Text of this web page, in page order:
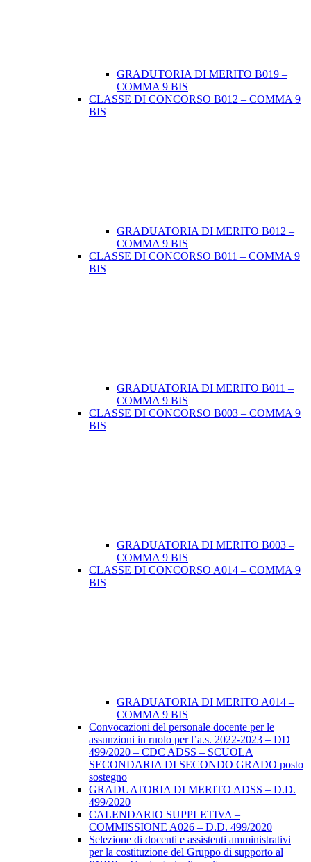
GRADUTORIA DI MERITO B019 –
COMMA 9 BIS
CLASSE DI CONCORSO B012 – COMMA 9
BIS
GRADUATORIA DI MERITO B012 –
COMMA 9 BIS
CLASSE DI CONCORSO B011 – COMMA 9
BIS
GRADUATORIA DI MERITO B011 –
COMMA 9 BIS
CLASSE DI CONCORSO B003 – COMMA 9
BIS
GRADUATORIA DI MERITO B003 –
COMMA 9 BIS
CLASSE DI CONCORSO A014 – COMMA 9
BIS
GRADUATORIA DI MERITO A014 –
COMMA 9 BIS
Convocazioni del personale docente per le
assunzioni in ruolo per l’a.s. 2022-2023 – DD
499/2020 – CDC ADSS – SCUOLA
SECONDARIA DI SECONDO GRADO posto
sostegno
GRADUATORIA DI MERITO ADSS – D.D.
499/2020
CALENDARIO SUPPLETIVA –
COMMISSIONE A026 – D.D. 499/2020
Selezione di docenti e assistenti amministrativi
per la costituzione del Gruppo di supporto al